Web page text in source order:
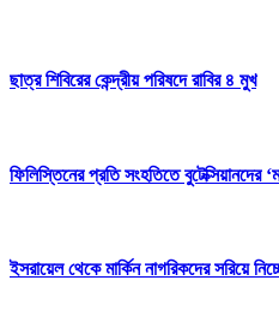
ছাত্র শিবিরের কেন্দ্রীয় পরিষদে রাবির ৪ মুখ
ফিলিস্তিনের প্রতি সংহতিতে বুটেক্সিয়ানদের
ইসরায়েল থেকে মার্কিন নাগরিকদের সরিয়ে